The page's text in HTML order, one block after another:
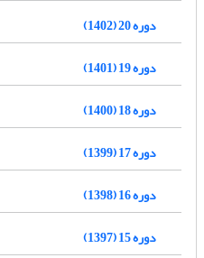
دوره 20 (1402)
دوره 19 (1401)
دوره 18 (1400)
دوره 17 (1399)
دوره 16 (1398)
دوره 15 (1397)